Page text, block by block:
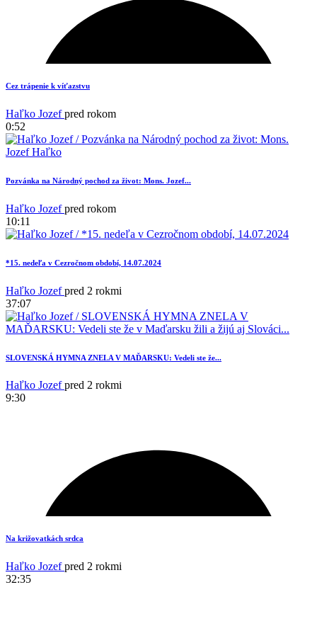
9
Cez trápenie k víťazstvu
Haľko Jozefpred rokom
0:52
Pozvánka na Národný pochod za život: Mons. Jozef...
Haľko Jozefpred rokom
10:11
*15. nedeľa v Cezročnom období, 14.07.2024
Haľko Jozefpred 2 rokmi
37:07
SLOVENSKÁ HYMNA ZNELA V MAĎARSKU: Vedeli ste že...
Haľko Jozefpred 2 rokmi
9:30
Na križovatkách srdca
Haľko Jozefpred 2 rokmi
32:35